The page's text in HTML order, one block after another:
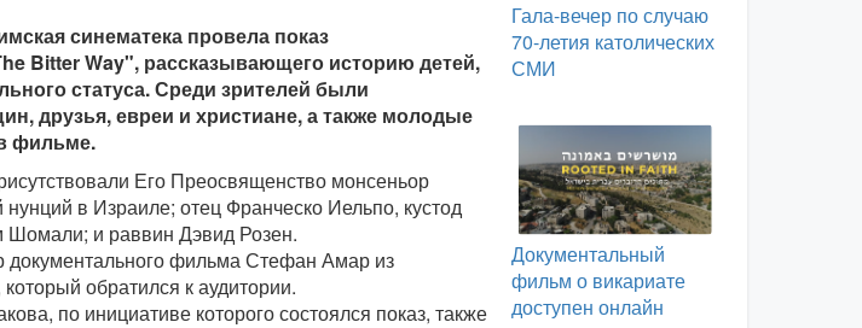
синематека провела показ
Bitter Way", рассказывающего историю детей,
статуса. Среди зрителей были
друзья, евреи и христиане, а также молодые
фильме.
Его Преосвященство монсеньор
в Израиле; отец Франческо Иельпо, кустод
и раввин Дэвид Розен.
документального фильма Стефан Амар из
обратился к аудитории.
по инициативе которого состоялся показ, также
Гала-вечер по случаю
70-летия католических
СМИ
Документальный
фильм о викариате
доступен онлайн